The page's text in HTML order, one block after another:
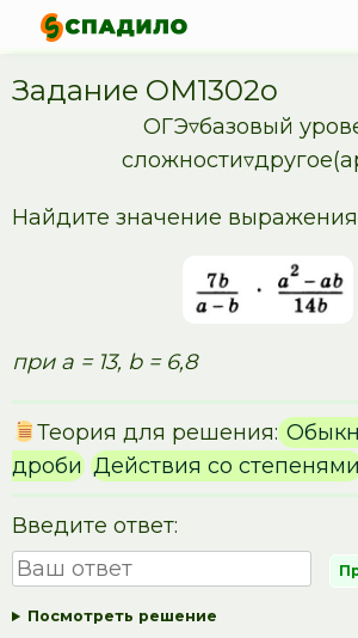
Задание OM1302o
ОГЭ▿базовый
Найдите значение
при a = 13, b = 6,8
Теория для решения:
дроби Действия со степенями
Введите ответ:
Посмотреть решение